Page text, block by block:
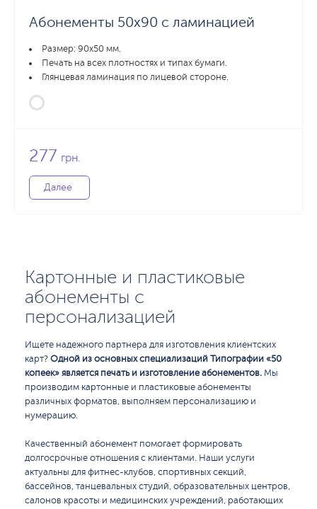
Абонементы 50х90 с ламинацией
Размер: 90x50 мм.
Печать на всех плотностях и типах бумаги.
Глянцевая ламинация по лицевой стороне.
277 грн.
Далее
Картонные и пластиковые
абонементы с
персонализацией
Ищете надежного партнера для изготовления клиентских
карт? Одной из основных специализаций Типографии «50
копеек» является печать и изготовление абонементов. Мы
производим картонные и пластиковые абонементы
различных форматов, выполняем персонализацию и
нумерацию.
Качественный абонемент помогает формировать
долгосрочные отношения с клиентами. Наши услуги
актуальны для фитнес-клубов, спортивных секций,
бассейнов, танцевальных студий, образовательных центров,
салонов красоты и медицинских учреждений, работающих